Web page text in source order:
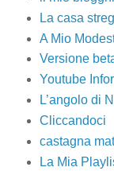
La casa
A Mio
Versione
Youtube
L’angolo di
Cliccandoci
castagna
La Mia